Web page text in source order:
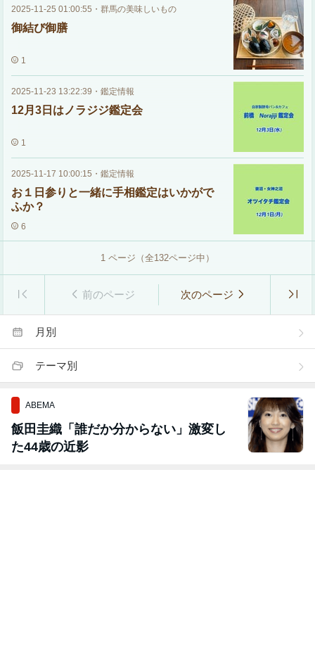
2025-11-25 01:00:55 ・ 群馬の美味しいもの
御結び御膳
1
2025-11-23 13:22:39 ・ 鑑定情報
12月3日はノラジジ鑑定会
1
2025-11-17 10:00:15 ・ 鑑定情報
お１日参りと一緒に手相鑑定はいかがで
ふか？
6
1 ページ（全132ページ中）
前のページ 次のページ
月別
テーマ別
ABEMA
飯田圭織「誰だか分からない」激変し
た44歳の近影